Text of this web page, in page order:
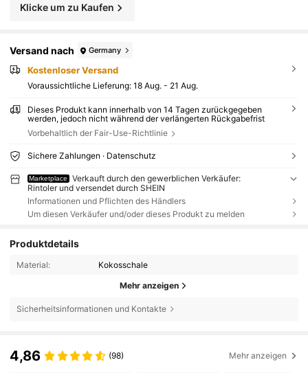
Klicke um zu Kaufen
Versand nach Germany
Kostenloser Versand
Voraussichtliche Lieferung: 18 Aug. - 21 Aug.
Dieses Produkt kann innerhalb von 14 Tagen zurückgegeben
werden, jedoch nicht während der verlängerten Rückgabefrist
Vorbehaltlich der Fair-Use-Richtlinie
Sichere Zahlungen · Datenschutz
Marketplace
Verkauft durch den gewerblichen Verkäufer:
Rintoler und versendet durch SHEIN
Informationen und Pflichten des Händlers
Um diesen Verkäufer und/oder dieses Produkt zu melden
Produktdetails
Material: Kokosschale
Mehr anzeigen
Sicherheitsinformationen und Kontakte
4,86 (98) Mehr anzeigen